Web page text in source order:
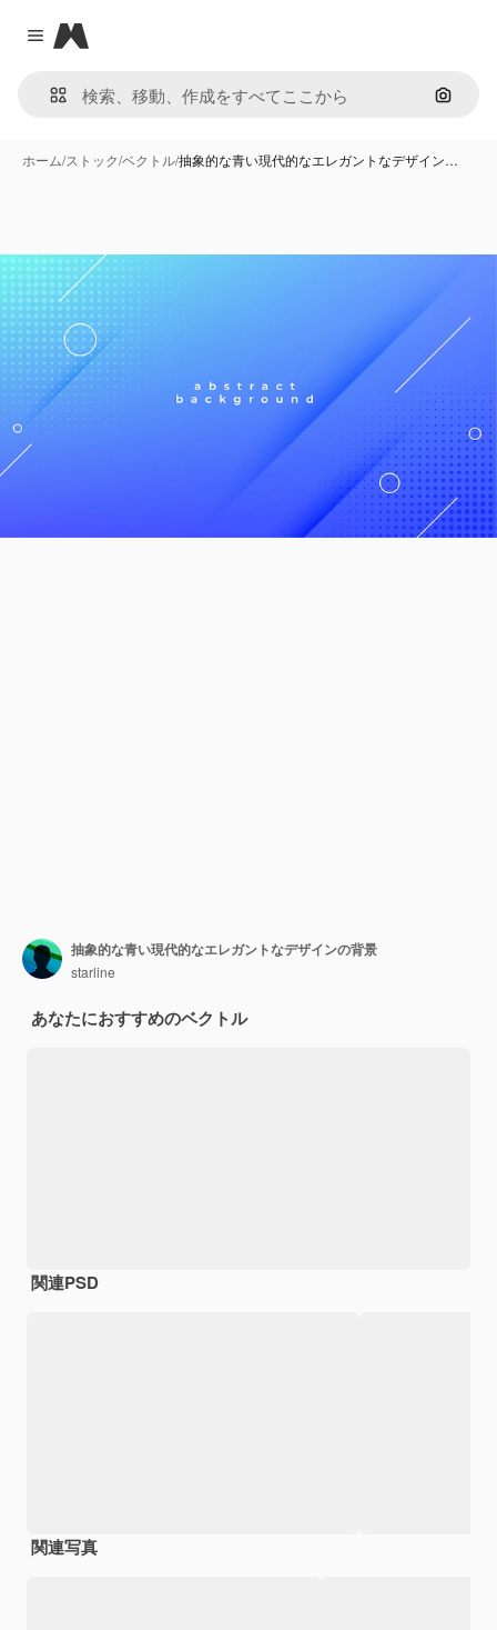
Close menu
Magnific
画像で
ホーム/ストック/ベクトル/抽象的な青い現代的なエレガントなデザイン…
抽象的な青い現代的なエレガントなデザインの背景
starline
あなたにおすすめのベクトル
関連PSD
関連写真